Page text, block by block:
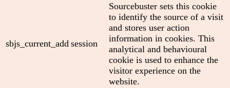
sbjs_current_add session
Sourcebuster sets this cookie
to identify the source of a visit
and stores user action
information in cookies. This
analytical and behavioural
cookie is used to enhance the
visitor experience on the
website.